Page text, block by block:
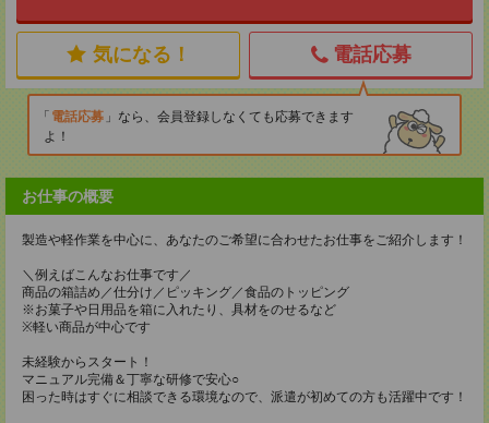
気になる！ 電話応募
電話応募
なら、会員登録しなくても応募できます
よ！
お仕事の概要
製造や軽作業を中心に、あなたのご希望に合わせたお仕事をご紹介します！
＼例えばこんなお仕事です／
商品の箱詰め／仕分け／ピッキング／食品のトッピング
※お菓子や日用品を箱に入れたり、具材をのせるなど
※軽い商品が中心です
未経験からスタート！
マニュアル完備＆丁寧な研修で安心○
困った時はすぐに相談できる環境なので、派遣が初めての方も活躍中です！